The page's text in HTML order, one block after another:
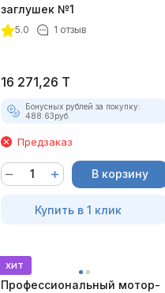
заглушек №1
5.0 1 отзыв
16 271,26 T
Бонусных рублей за покупку:
488.63руб.
Предзаказ
В корзину
Купить в 1 клик
хит
Профессиональный мотор-